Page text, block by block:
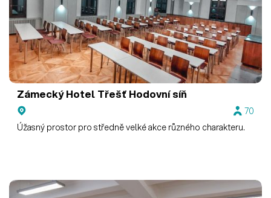
Zámecký Hotel Třešť Hodovní síň
70
Úžasný prostor pro středně velké akce různého charakteru.